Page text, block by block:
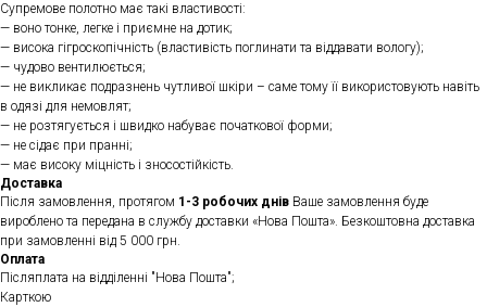
Супремове полотно має такі властивості:
— воно тонке, легке і приємне на дотик;
— висока гігроскопічність (властивість поглинати та віддавати вологу);
— чудово вентилюється;
— не викликає подразнень чутливої ​​шкіри – саме тому її використовують навіть
в одязі для немовлят;
— не розтягується і швидко набуває початкової форми;
— не сідає при пранні;
— має високу міцність і зносостійкість.
Доставка
Після замовлення, протягом 1-3 робочих днів Ваше замовлення буде
вироблено та передана в службу доставки «Нова Пошта». Безкоштовна доставка
при замовленні від 5 000 грн.
Оплата
Післяплата на відділенні "Нова Пошта";
Карткою